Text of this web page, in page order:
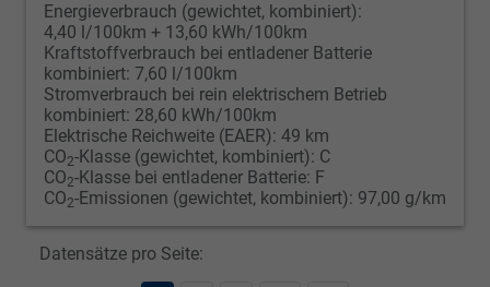
Energieverbrauch (gewichtet, kombiniert):
4,40 l/100km + 13,60 kWh/100km
Kraftstoffverbrauch bei entladener Batterie
kombiniert: 7,60 l/100km
Stromverbrauch bei rein elektrischem Betrieb
kombiniert: 28,60 kWh/100km
Elektrische Reichweite (EAER): 49 km
CO2-Klasse (gewichtet, kombiniert): C
CO2-Klasse bei entladener Batterie: F
CO2-Emissionen (gewichtet, kombiniert): 97,00 g/km
Datensätze pro Seite: